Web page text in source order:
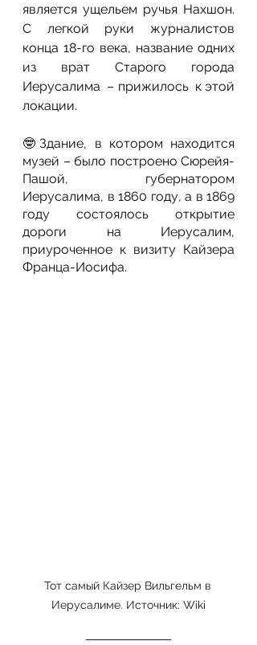
является ущельем ручья Нахшон.
С легкой руки журналистов
конца 18-го века, название одних
из врат Старого города
Иерусалима  – прижилось  к этой
локации.
🤓 Здание, в котором находится
музей – было построено Сюрейя-
Пашой, губернатором
Иерусалима, в 1860 году, а в 1869
году состоялось открытие
дороги на Иерусалим,
приуроченное к визиту Кайзера
Франца-Иосифа.
Тот самый Кайзер Вильгельм в
Иерусалиме. Источник: Wiki